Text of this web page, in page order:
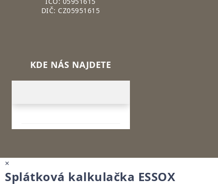
DIČ: CZ05951615
KDE NÁS NAJDETE
×
Splátková kalkulačka ESSOX